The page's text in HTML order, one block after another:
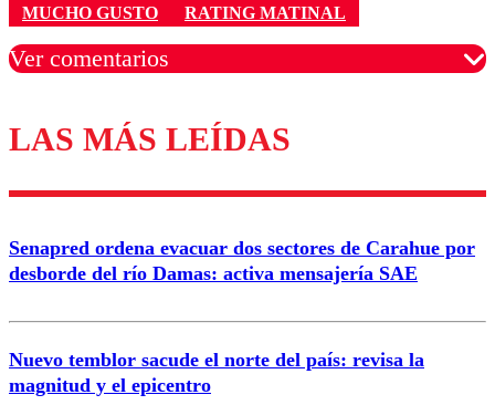
MUCHO GUSTO
RATING MATINAL
Ver comentarios
Los comentarios son moderados para garantizar un
diálogo respetuoso.
Correo
LAS MÁS LEÍDAS
Senapred ordena evacuar dos sectores de Carahue por
desborde del río Damas: activa mensajería SAE
Nuevo temblor sacude el norte del país: revisa la
magnitud y el epicentro